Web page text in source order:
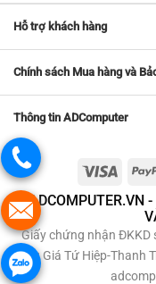
Hỗ trợ khách hàng
Chính sách Mua hàng và
Thông tin ADComputer
ADCOMPUTER.VN
Giấy chứng nhận ĐKKD
Đấu Giá Tứ Hiệp-Thanh